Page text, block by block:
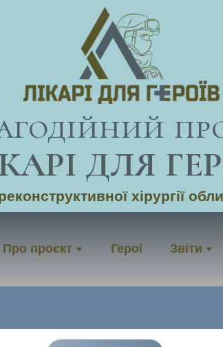
ДЛЯ
хірургії
Про проєкт Герої Звіти